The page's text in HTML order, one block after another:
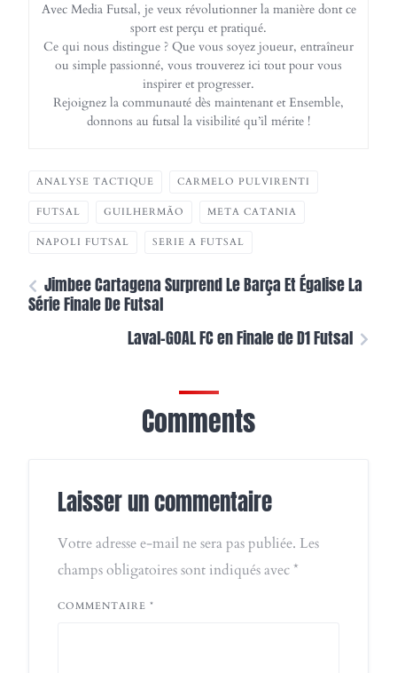
Avec Media Futsal, je veux révolutionner la manière dont ce
sport est perçu et pratiqué.
Ce qui nous distingue ? Que vous soyez joueur, entraîneur
ou simple passionné, vous trouverez ici tout pour vous
inspirer et progresser.
Rejoignez la communauté dès maintenant et Ensemble,
donnons au futsal la visibilité qu’il mérite !
ANALYSE TACTIQUE CARMELO PULVIRENTI
FUTSAL GUILHERMÃO META CATANIA
NAPOLI FUTSAL SERIE A FUTSAL
Jimbee Cartagena Surprend Le Barça Et Égalise La
Série Finale De Futsal
Laval-GOAL FC en Finale de D1 Futsal
Comments
Laisser un commentaire
Votre adresse e-mail ne sera pas publiée. Les
champs obligatoires sont indiqués avec*
COMMENTAIRE *